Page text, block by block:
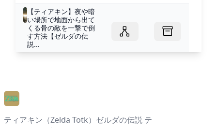
【ティアキン】夜や暗
い場所で地面から出て
くる骨の敵を一撃で倒
す方法【ゼルダの伝
説...
ティアキン（Zelda Totk）ゼルダの伝説 テ